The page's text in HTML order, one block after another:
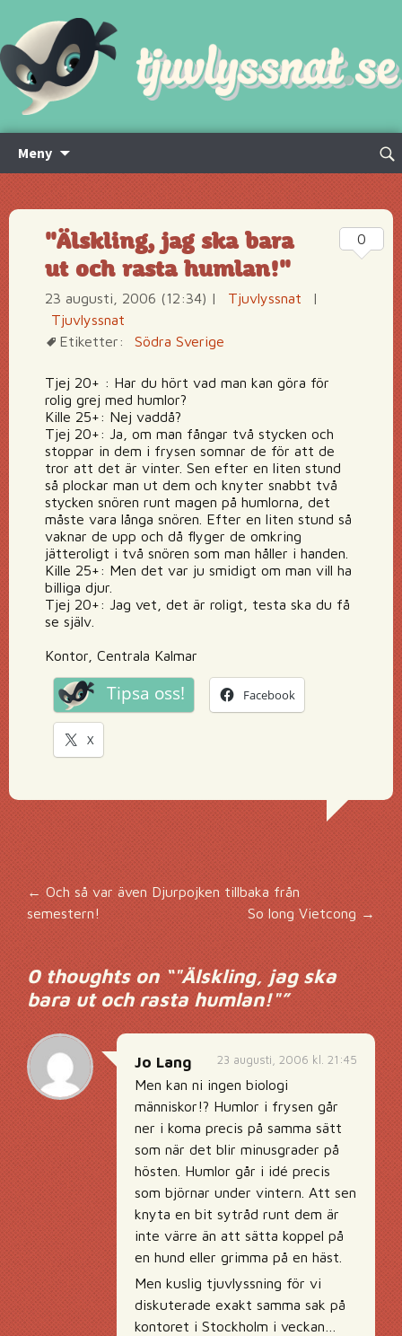
Meny
innehåll
Sök
"Älskling, jag ska bara
ut och rasta humlan!"
23 augusti, 2006 (12:34) | Tjuvlyssnat
|
Tjuvlyssnat
Etiketter:
Södra Sverige
Tjej 20+ : Har du hört vad man kan göra för
rolig grej med humlor?
Kille 25+: Nej vaddå?
Tjej 20+: Ja, om man fångar två stycken och
stoppar in dem i frysen somnar de för att de
tror att det är vinter. Sen efter en liten stund
så plockar man ut dem och knyter snabbt två
stycken snören runt magen på humlorna, det
måste vara långa snören. Efter en liten stund så
vaknar de upp och då flyger de omkring
jätteroligt i två snören som man håller i handen.
Kille 25+: Men det var ju smidigt om man vill ha
billiga djur.
Tjej 20+: Jag vet, det är roligt, testa ska du få
se själv.
Kontor, Centrala Kalmar
Tipsa oss! Facebook
X
0
Inläggsnavigering
←Och så var även Djurpojken tillbaka från
semestern!
So long Vietcong→
0 thoughts on “"Älskling, jag ska
bara ut och rasta humlan!"”
23 augusti, 2006 kl. 21:45
Jo Lang
Men kan ni ingen biologi
människor!? Humlor i frysen går
ner i koma precis på samma sätt
som när det blir minusgrader på
hösten. Humlor går i idé precis
som björnar under vintern. Att sen
knyta en bit sytråd runt dem är
inte värre än att sätta koppel på
en hund eller grimma på en häst.
Men kuslig tjuvlyssning för vi
diskuterade exakt samma sak på
kontoret i Stockholm i veckan…